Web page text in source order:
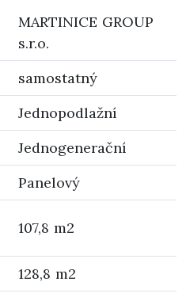
MARTINICE GROUP
s.r.o.
samostatný
Jednopodlažní
Jednogenerační
Panelový
107,8 m2
128,8 m2